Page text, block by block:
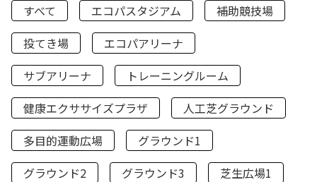
すべて エコパスタジアム
補助競技場
投てき場
エコパアリーナ
サブアリーナ
トレーニングルーム
健康エクササイズプラザ
人工芝グラウンド
多目的運動広場
グラウンド1
グラウンド2
グラウンド3
芝生広場1